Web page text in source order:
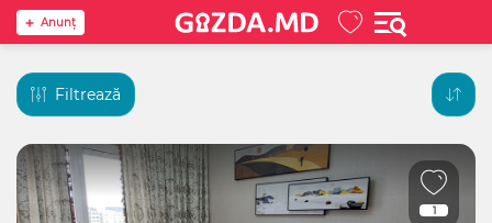
Anunţ
Filtrează
1